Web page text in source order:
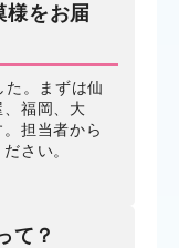
様をお届
。まずは仙
福岡、大
担当者から
さい。
て？